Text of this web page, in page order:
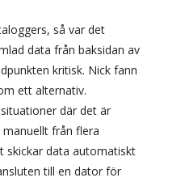
så var det
data från baksidan av
kritisk. Nick fann
ett alternativ.
där det är
från flera
skickar data automatiskt
till en dator för